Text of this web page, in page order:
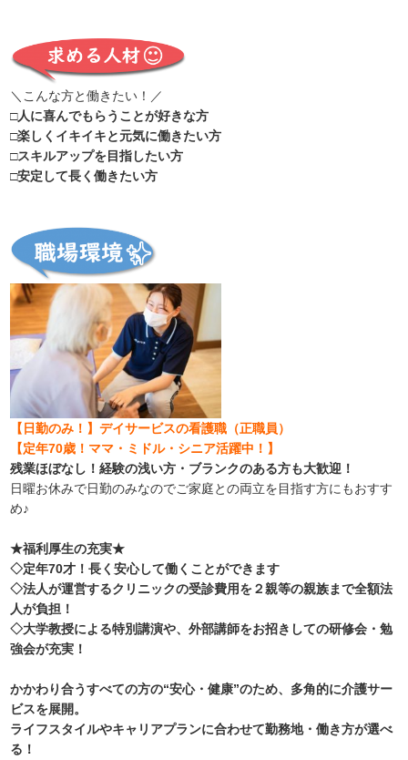
＼こんな方と働きたい！／
□人に喜んでもらうことが好きな方
□楽しくイキイキと元気に働きたい方
□スキルアップを目指したい方
□安定して長く働きたい方
【日勤のみ！】デイサービスの看護職（正職員）
【定年70歳！ママ・ミドル・シニア活躍中！】
残業ほぼなし！経験の浅い方・ブランクのある方も大歓迎！
日曜お休みで日勤のみなのでご家庭との両立を目指す方にもおすす
め♪
★福利厚生の充実★
◇定年70才！長く安心して働くことができます
◇法人が運営するクリニックの受診費用を２親等の親族まで全額法
人が負担！
◇大学教授による特別講演や、外部講師をお招きしての研修会・勉
強会が充実！
かかわり合うすべての方の“安心・健康”のため、多角的に介護サー
ビスを展開。
ライフスタイルやキャリアプランに合わせて勤務地・働き方が選べ
る！